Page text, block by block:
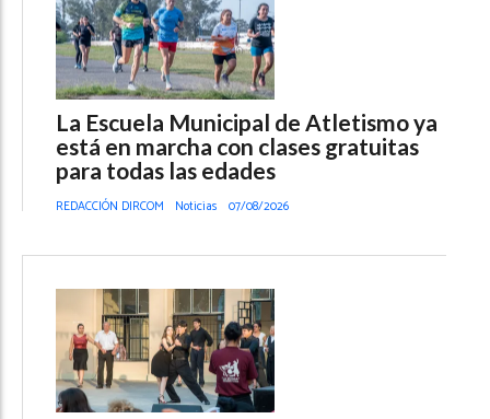
La Escuela Municipal de Atletismo ya
está en marcha con clases gratuitas
para todas las edades
REDACCIÓN DIRCOM Noticias 07/08/2026